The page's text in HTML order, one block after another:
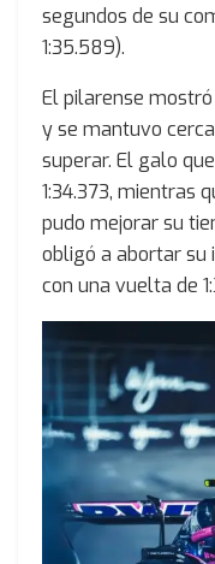
segundos de su
1:35.589).
El pilarense
y se mantuvo
superar. El galo
1:34.373, mientras
pudo mejorar su
obligó a abortar su
con una vuelta de